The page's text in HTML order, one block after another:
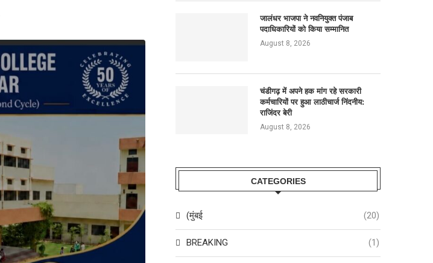
जालंधर भाजपा ने नवनियुक्त पंजाब
पदाधिकारियों को किया सम्मानित
August 8, 2026
चंडीगढ़ में अपने हक मांग रहे सरकारी
कर्मचारियों पर हुआ लाठीचार्ज निंदनीय:
राजिंदर बेरी
August 8, 2026
CATEGORIES
(मुंबई (20)
BREAKING (1)